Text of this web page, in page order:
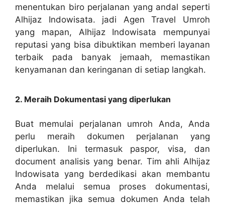
menentukan biro perjalanan yang andal seperti
Alhijaz Indowisata. jadi Agen Travel Umroh
yang mapan, Alhijaz Indowisata mempunyai
reputasi yang bisa dibuktikan memberi layanan
terbaik pada banyak jemaah, memastikan
kenyamanan dan keringanan di setiap langkah.
2. Meraih Dokumentasi yang diperlukan
Buat memulai perjalanan umroh Anda, Anda
perlu meraih dokumen perjalanan yang
diperlukan. Ini termasuk paspor, visa, dan
document analisis yang benar. Tim ahli Alhijaz
Indowisata yang berdedikasi akan membantu
Anda melalui semua proses dokumentasi,
memastikan jika semua dokumen Anda telah